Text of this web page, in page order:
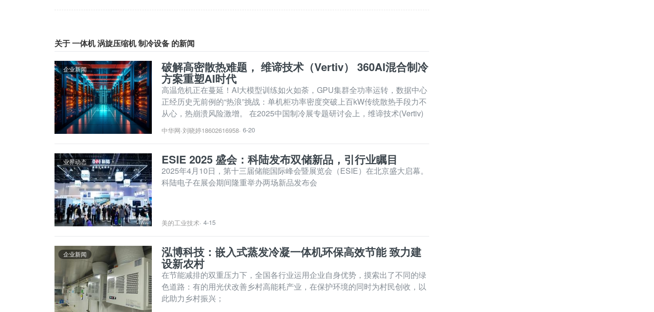
关于 一体机 涡旋压缩机 制冷设备 的新闻
企业新闻 破解高密散热难题， 维谛技术（Vertiv） 360AI混合制冷
方案重塑AI时代
高温危机正在蔓延！AI大模型训练如火如荼，GPU集群全功率运转，数据中心
正经历史无前例的“热浪”挑战：单机柜功率密度突破上百kW传统散热手段力不
从心，热崩溃风险激增。 在2025中国制冷展专题研讨会上，维谛技术(Vertiv)
现场分享了“360AI高效混合制冷解决方案”，以混合式管理体系打破高密制冷瓶
颈
中华网·刘晓婷18602616958· 6-20
业界动态 ESIE 2025 盛会：科陆发布双储新品，引行业瞩目
2025年4月10日，第十三届储能国际峰会暨展览会（ESIE）在北京盛大启幕。
科陆电子在展会期间隆重举办两场新品发布会
美的工业技术· 4-15
企业新闻 泓博科技：嵌入式蒸发冷凝一体机环保高效节能 致力建
设新农村
在节能减排的双重压力下，全国各行业运用企业自身优势，摸索出了不同的绿
色道路：有的用光伏改善乡村高能耗产业，在保护环境的同时为村民创收，以
此助力乡村振兴；